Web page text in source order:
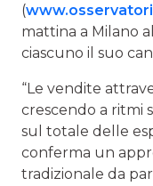
(
mattina a Milano
ciascuno il suo
“Le vendite
crescendo a ritmi
sul totale delle
conferma un
tradizionale da